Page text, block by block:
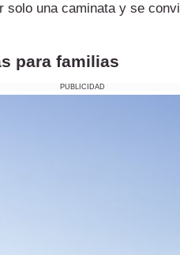
una caminata y se
para familias
PUBLICIDAD